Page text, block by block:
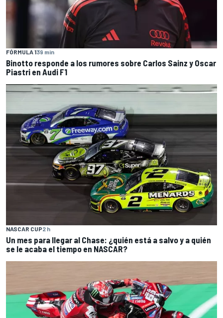
FÓRMULA 139 min
Binotto responde a los rumores sobre Carlos Sainz y Oscar
Piastri en Audi F1
NASCAR CUP2 h
Un mes para llegar al Chase: ¿quién está a salvo y a quién
se le acaba el tiempo en NASCAR?